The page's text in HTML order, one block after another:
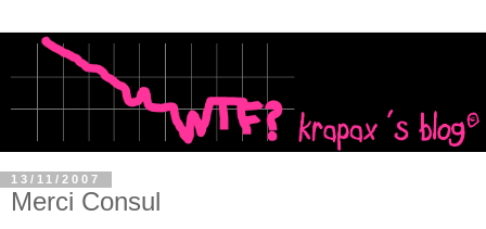
13/11/2007
Merci Consul